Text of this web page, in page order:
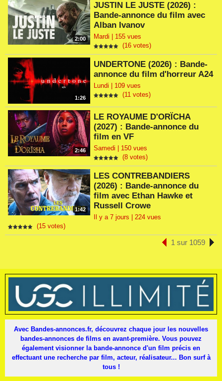
2:00
JUSTIN LE JUSTE (2026) :
Bande-annonce du film avec
Alban Ivanov
Mardi | 155 vues
(16 votes)
1:26
UNDERTONE (2026) : Bande-
annonce du film d'horreur A24
Lundi | 109 vues
(11 votes)
2:46
LE ROYAUME D'ORÏCHA
(2027) : Bande-annonce du
film en VF
Samedi | 150 vues
(8 votes)
1:42
LES CONTREBANDIERS
(2026) : Bande-annonce du
film avec Ethan Hawke et
Russell Crowe
Il y a 7 jours | 224 vues
(15 votes)
1 sur 1059
Avec Bandes-annonces.fr, découvrez chaque jour les nouvelles
bandes-annonces de films en avant-première. Vous pouvez
également visionner la bande-annonce d'un film précis en
effectuant une recherche par film, acteur, réalisateur... Bon surf à
tous !